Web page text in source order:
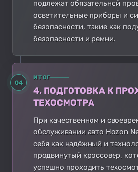
подлежат обязательной
осветительные приборы и
безопасности, такие как
безопасности и ремни.
04
ИТОГ
4. ПОДГОТОВКА К
ТЕХОСМОТРА
При качественном и
обслуживании авто Hozon
себя как надёжный и
продвинутый кроссовер,
успешно проходить